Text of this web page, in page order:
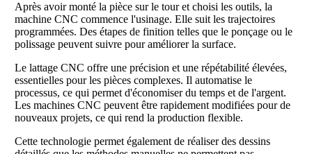
Après avoir monté la pièce sur le tour et choisi les outils, la
machine CNC commence l'usinage. Elle suit les trajectoires
programmées. Des étapes de finition telles que le ponçage ou le
polissage peuvent suivre pour améliorer la surface.
Le lattage CNC offre une précision et une répétabilité élevées,
essentielles pour les pièces complexes. Il automatise le
processus, ce qui permet d'économiser du temps et de l'argent.
Les machines CNC peuvent être rapidement modifiées pour de
nouveaux projets, ce qui rend la production flexible.
Cette technologie permet également de réaliser des dessins